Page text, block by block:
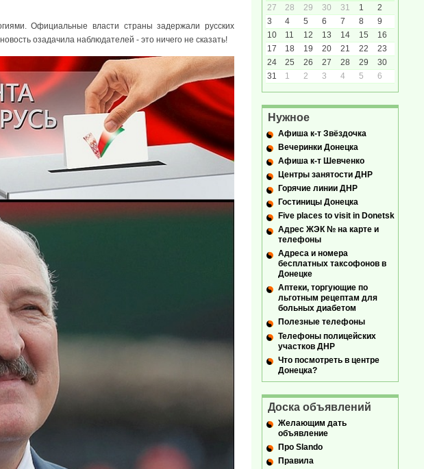
Официальные власти страны задержали русских
озадачила наблюдателей - это ничего не сказать!
27
28 29 30 31 1
2
3
4 5 6 7 8
9
10
11 12 13 14 15
16
17
18 19 20 21 22
23
24
25 26 27 28 29
30
31
1 2 3 4 5 6
Нужное
Афиша к-т Звёздочка
Вечеринки Донецка
Афиша к-т Шевченко
Центры занятости ДНР
Горячие линии ДНР
Гостиницы Донецка
Five places to visit in Donetsk
Адрес ЖЭК № на карте и
телефоны
Адреса и номера
бесплатных таксофонов в
Донецке
Аптеки, торгующие по
льготным рецептам для
больных диабетом
Полезные телефоны
Телефоны полицейских
участков ДНР
Что посмотреть в центре
Донецка?
Доска объявлений
Желающим дать
объявление
Про Slando
Правила